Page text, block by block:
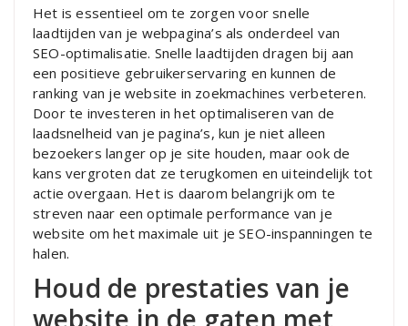
Het is essentieel om te zorgen voor snelle
laadtijden van je webpagina’s als onderdeel van
SEO-optimalisatie. Snelle laadtijden dragen bij aan
een positieve gebruikerservaring en kunnen de
ranking van je website in zoekmachines verbeteren.
Door te investeren in het optimaliseren van de
laadsnelheid van je pagina’s, kun je niet alleen
bezoekers langer op je site houden, maar ook de
kans vergroten dat ze terugkomen en uiteindelijk tot
actie overgaan. Het is daarom belangrijk om te
streven naar een optimale performance van je
website om het maximale uit je SEO-inspanningen te
halen.
Houd de prestaties van je
website in de gaten met